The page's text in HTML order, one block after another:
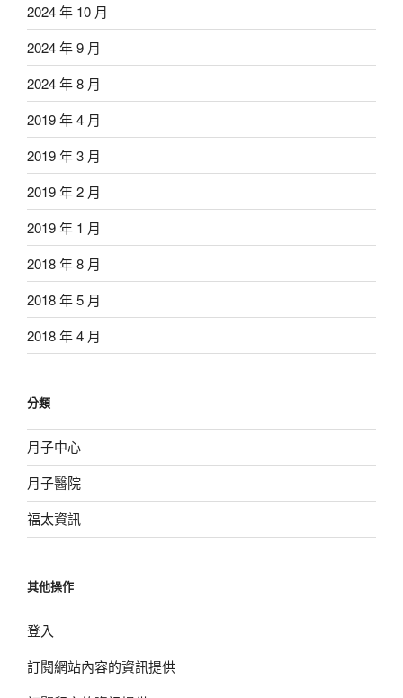
2024 年 10 月
2024 年 9 月
2024 年 8 月
2019 年 4 月
2019 年 3 月
2019 年 2 月
2019 年 1 月
2018 年 8 月
2018 年 5 月
2018 年 4 月
分類
月子中心
月子醫院
福太資訊
其他操作
登入
訂閱網站內容的資訊提供